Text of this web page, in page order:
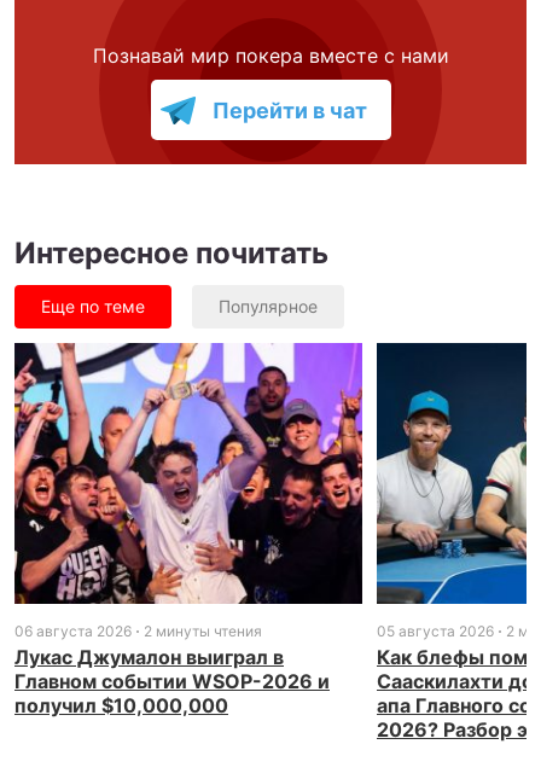
Познавай мир покера вместе с нами
Перейти в чат
Интересное почитать
Еще по теме Популярное
06 августа 2026 2 минуты чтения
Лукас Джумалон выиграл в
Главном событии WSOP-2026 и
получил $10,000,000
05 августа 2026 2
Как блефы
Сааскилахти
апа Главного
2026? Разбор